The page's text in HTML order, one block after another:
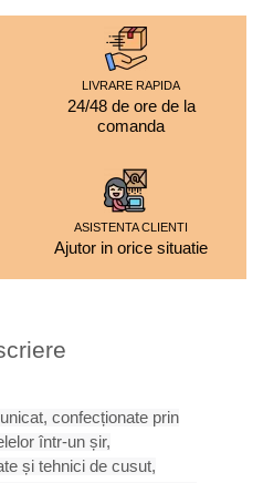
LIVRARE RAPIDA
24/48 de ore de la
comanda
ASISTENTA CLIENTI
Ajutor in orice situatie
confecționate prin
într-un șir,
și tehnici de cusut,